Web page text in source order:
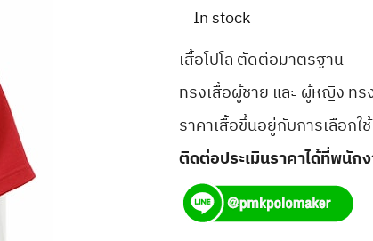
In stock
เสื้อโปโล ตัดต่อมาตรฐาน
ทรงเสื้อผู้ชาย และ ผู้หญิง ท
ราคาเสื้อขึ้นอยู่กับการเลือกใ
ติดต่อประเมินราคาได้ที่พนัก